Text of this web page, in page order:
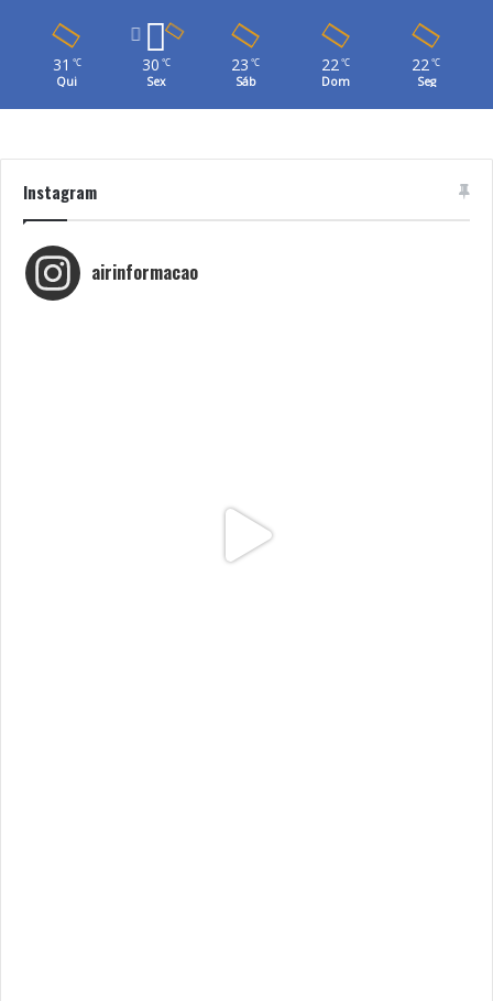
31 ℃
Qui
30 ℃
Sex
23 ℃
Sáb
22℃
Dom
22℃
Seg
Instagram
airinformacao